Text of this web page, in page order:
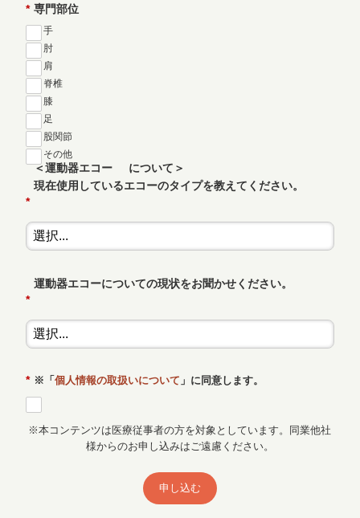
* 専門部位
手
肘
肩
脊椎
膝
足
股関節
その他
＜運動器エコー
について＞
現在使用しているエコーのタイプを教えてください。
*
運動器エコーについての現状をお聞かせください。
*
* ※「個人情報の取扱いについて 」に同意します。
※本コンテンツは医療従事者の方を対象としています。同業他社
様からのお申し込みはご遠慮ください。
申し込む